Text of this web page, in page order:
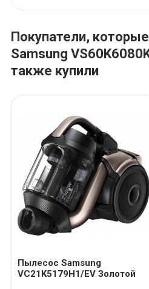
Покупатели,
Samsung
также купили
Пылесос Samsung
VC21K5179H1/EV Золотой